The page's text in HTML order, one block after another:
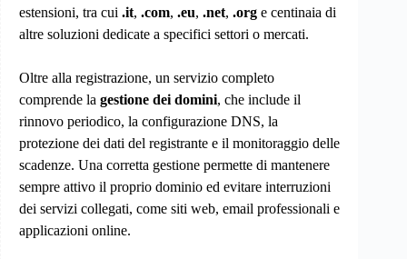
estensioni, tra cui .it, .com, .eu, .net, .org e centinaia di
altre soluzioni dedicate a specifici settori o mercati.
Oltre alla registrazione, un servizio completo
comprende la gestione dei domini, che include il
rinnovo periodico, la configurazione DNS, la
protezione dei dati del registrante e il monitoraggio delle
scadenze. Una corretta gestione permette di mantenere
sempre attivo il proprio dominio ed evitare interruzioni
dei servizi collegati, come siti web, email professionali e
applicazioni online.